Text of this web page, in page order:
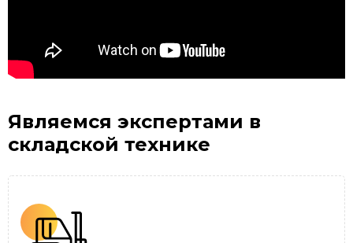
Являемся экспертами в
складской технике